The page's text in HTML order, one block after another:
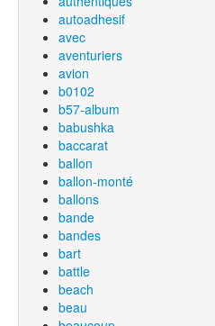
autoadhesif
avec
aventuriers
avion
b0102
b57-album
babushka
baccarat
ballon
ballon-monté
ballons
bande
bandes
bart
battle
beach
beau